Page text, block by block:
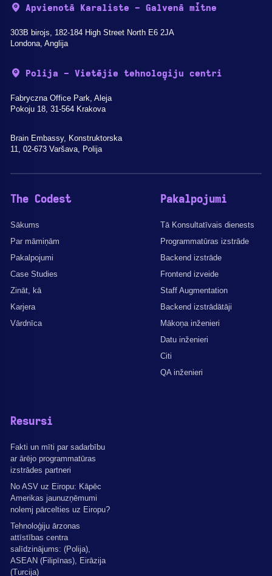
Apvienotā Karaliste - Galvenā mītne
303B birojs, 182-184 High Street North E6 2JA
Londona, Anglija
Polija - Vietējie tehnoloģiju centri
Fabryczna Office Park, Aleja
Pokoju 18, 31-564 Krakova
Brain Embassy, Konstruktorska
11, 02-673 Varšava, Polija
The Codest
Sākums
Par māmiņām
Pakalpojumi
Case Studies
Zināt, kā
Karjera
Vārdnīca
Pakalpojumi
Tā Konsultatīvais dienests
Programmatūras izstrāde
Backend izstrāde
Frontend izveide
Staff Augmentation
Backend izstrādātāji
Mākoņa inženieri
Datu inženieri
Citi
QA inženieri
Resursi
Fakti un mīti par sadarbību
ar ārējo programmatūras
izstrādes partneri
No ASV uz Eiropu: Kāpēc
Amerikas jaunuzņēmumi
nolemj pārcelties uz Eiropu?
Tehnoloģiju ārzonas
attīstības centra
salīdzinājums: (Polija),
ASEAN (Filipīnas), Eirāzija
(Turcija)